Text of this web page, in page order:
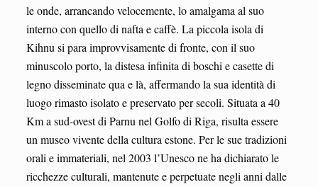
le onde, arrancando velocemente, lo amalgama al suo
interno con quello di nafta e caffè. La piccola isola di
Kihnu si para improvvisamente di fronte, con il suo
minuscolo porto, la distesa infinita di boschi e casette di
legno disseminate qua e là, affermando la sua identità di
luogo rimasto isolato e preservato per secoli. Situata a 40
Km a sud-ovest di Parnu nel Golfo di Riga, risulta essere
un museo vivente della cultura estone. Per le sue tradizioni
orali e immateriali, nel 2003 l’Unesco ne ha dichiarato le
ricchezze culturali, mantenute e perpetuate negli anni dalle